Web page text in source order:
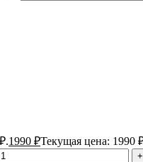
1990 ₽Текущая цена: 1990